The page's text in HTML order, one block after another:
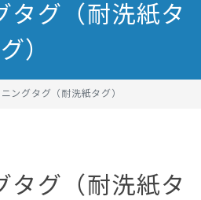
タグ（耐洗紙タ
グ）
ングタグ（耐洗紙タグ）
タグ（耐洗紙タ